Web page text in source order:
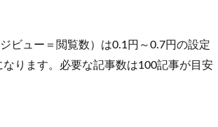
ビュー＝閲覧数）は0.1円～0.7円の設定
ります。必要な記事数は100記事が目安